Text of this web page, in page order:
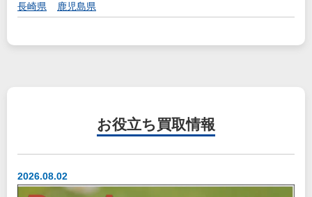
長崎県
鹿児島県
お役立ち 買取情報
2026.08.02